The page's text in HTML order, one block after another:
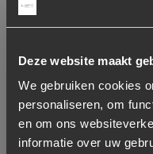
Deze website maakt
We gebruiken cookies
personaliseren, om
en om ons
informatie over uw
-81%
Barkruk Ace grijs
(zithoogte 64,5 cm)
(showroom model)